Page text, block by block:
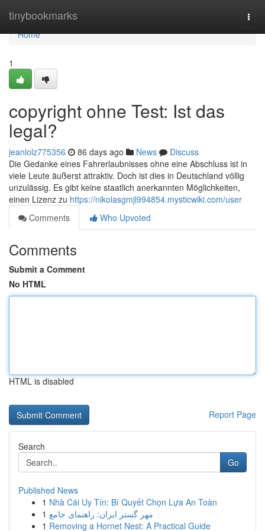
tinybookmarks
Home
Home
1
copyright ohne Test: Ist das
legal?
jeanlolz775356 86 days ago News
Discuss
Die Gedanke eines Fahrerlaubnisses ohne eine Abschluss ist in
viele Leute äußerst attraktiv. Doch ist dies in Deutschland völlig
unzulässig. Es gibt keine staatlich anerkannten Möglichkeiten,
einen Lizenz zu https://nikolasgmjl994854.mysticwiki.com/user
Comments
Who Upvoted
Comments
Submit a Comment
No HTML
HTML is disabled
Report Page
Search
Go
Published News
1 Nhà Cái Uy Tín: Bí Quyết Chọn Lựa An Toàn
1 مهر گستر ایران: راهنمای جامع
1 Removing a Hornet Nest: A Practical Guide